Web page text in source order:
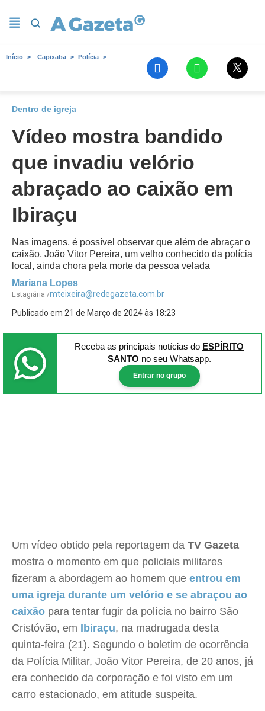
Início Capixaba Polícia
Dentro de igreja
Vídeo mostra bandido
que invadiu velório
abraçado ao caixão em
Ibiraçu
Nas imagens, é possível observar que além de abraçar o
caixão, João Vitor Pereira, um velho conhecido da polícia
local, ainda chora pela morte da pessoa velada
Mariana Lopes
Estagiária /mteixeira@redegazeta.com.br
Publicado em 21 de Março de 2024 às 18:23
Receba as principais notícias do ESPÍRITO
SANTO no seu Whatsapp.
Entrar no grupo
Um vídeo obtido pela reportagem da TV Gazeta
mostra o momento em que policiais militares
fizeram a abordagem ao homem que entrou em
uma igreja durante um velório e se abraçou ao
caixão para tentar fugir da polícia no bairro São
Cristóvão, em Ibiraçu, na madrugada desta
quinta-feira (21). Segundo o boletim de ocorrência
da Polícia Militar, João Vitor Pereira, de 20 anos, já
era conhecido da corporação e foi visto em um
carro estacionado, em atitude suspeita.